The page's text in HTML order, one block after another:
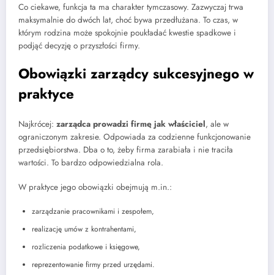
Co ciekawe, funkcja ta ma charakter tymczasowy. Zazwyczaj trwa
maksymalnie do dwóch lat, choć bywa przedłużana. To czas, w
którym rodzina może spokojnie poukładać kwestie spadkowe i
podjąć decyzję o przyszłości firmy.
Obowiązki zarządcy sukcesyjnego w
praktyce
Najkrócej: zarządca prowadzi firmę jak właściciel, ale w
ograniczonym zakresie. Odpowiada za codzienne funkcjonowanie
przedsiębiorstwa. Dba o to, żeby firma zarabiała i nie traciła
wartości. To bardzo odpowiedzialna rola.
W praktyce jego obowiązki obejmują m.in.:
zarządzanie pracownikami i zespołem,
realizację umów z kontrahentami,
rozliczenia podatkowe i księgowe,
reprezentowanie firmy przed urzędami.